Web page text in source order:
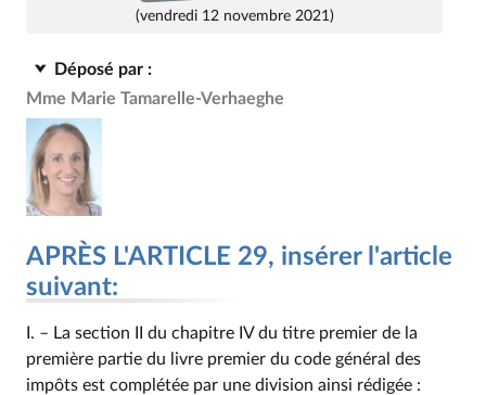
(vendredi 12 novembre 2021)
Déposé par :
Mme Marie Tamarelle-Verhaeghe
APRÈS L'ARTICLE 29, insérer l'article
suivant:
I. – La section II du chapitre IV du titre premier de la
première partie du livre premier du code général des
impôts est complétée par une division ainsi rédigée :